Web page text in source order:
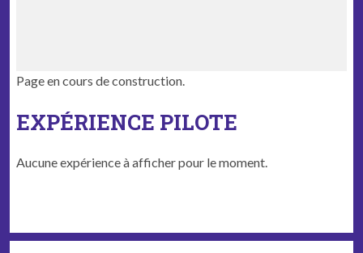
Page en cours de construction.
EXPÉRIENCE PILOTE
Aucune expéri­ence à affich­er pour le moment.